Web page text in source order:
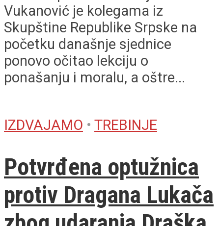
Vukanović je kolegama iz
Skupštine Republike Srpske na
početku današnje sjednice
ponovo očitao lekciju o
ponašanju i moralu, a oštre...
IZDVAJAMO • TREBINJE
Potvrđena optužnica
protiv Dragana Lukača